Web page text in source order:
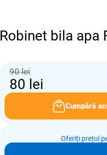
Robinet bila apa
90 lei
80 lei
Cumpără
Oferiți prețul